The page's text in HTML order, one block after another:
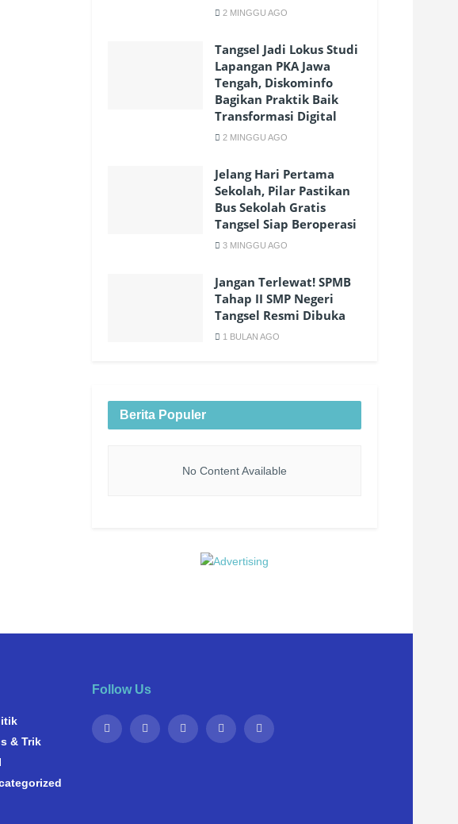
2 MINGGU AGO
Tangsel Jadi Lokus Studi
Lapangan PKA Jawa
Tengah, Diskominfo
Bagikan Praktik Baik
Transformasi Digital
2 MINGGU AGO
Jelang Hari Pertama
Sekolah, Pilar Pastikan
Bus Sekolah Gratis
Tangsel Siap Beroperasi
3 MINGGU AGO
Jangan Terlewat! SPMB
Tahap II SMP Negeri
Tangsel Resmi Dibuka
1 BULAN AGO
Berita Populer
No Content Available
& Trik
Follow Us